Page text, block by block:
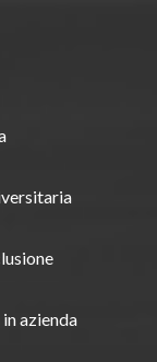
azienda